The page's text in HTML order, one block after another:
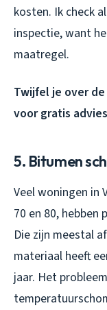
kosten. Ik check
inspectie, want
maatregel.
Twijfel je over
voor gratis
5. Bitumen
Veel woningen in
70 en 80,
Die zijn meestal
materiaal heeft
jaar. Het